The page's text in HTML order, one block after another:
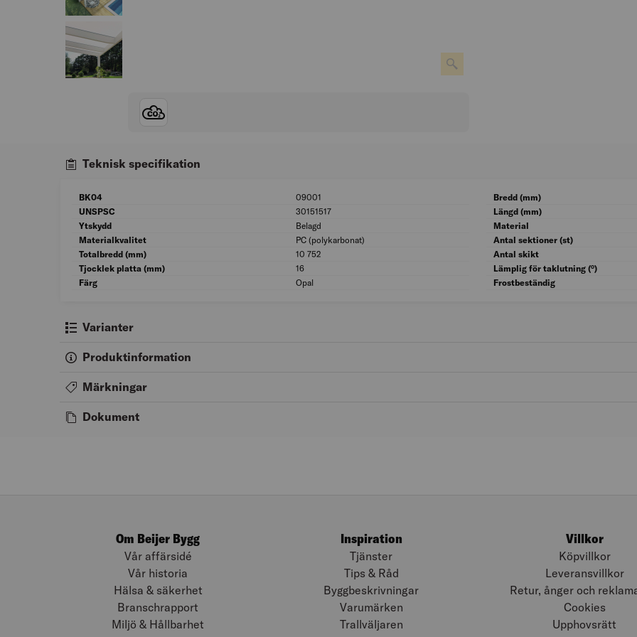
Teknisk specifikation
BK04 09001
BK04: 09001
UNSPSC
30151517
UNSPSC: 30151517
Ytskydd
Belagd
Ytskydd: Belagd
Materialkvalitet
PC (polykarbonat)
Materialkvalitet: PC (polykarbonat)
Totalbredd (mm)
10 752
Totalbredd (mm): 10 752
Tjocklek platta (mm)
16
Tjocklek platta (mm): 16
Färg
Opal Färg: Opal
Bredd (mm)
Längd (mm)
Material
Antal sektioner (st)
Antal skikt
Lämplig för taklutning (°)
Frostbeständig
Varianter
Produktinformation
Märkningar
Dokument
Om Beijer Bygg
Vår affärsidé
Vår historia
Hälsa & säkerhet
Branschrapport
Miljö & Hållbarhet
Inspiration
Tjänster
Tips & Råd
Byggbeskrivningar
Varumärken
Trallväljaren
Villkor
Köpvillkor
Leveransvillkor
Retur, ånger och
Cookies
Upphovsrätt